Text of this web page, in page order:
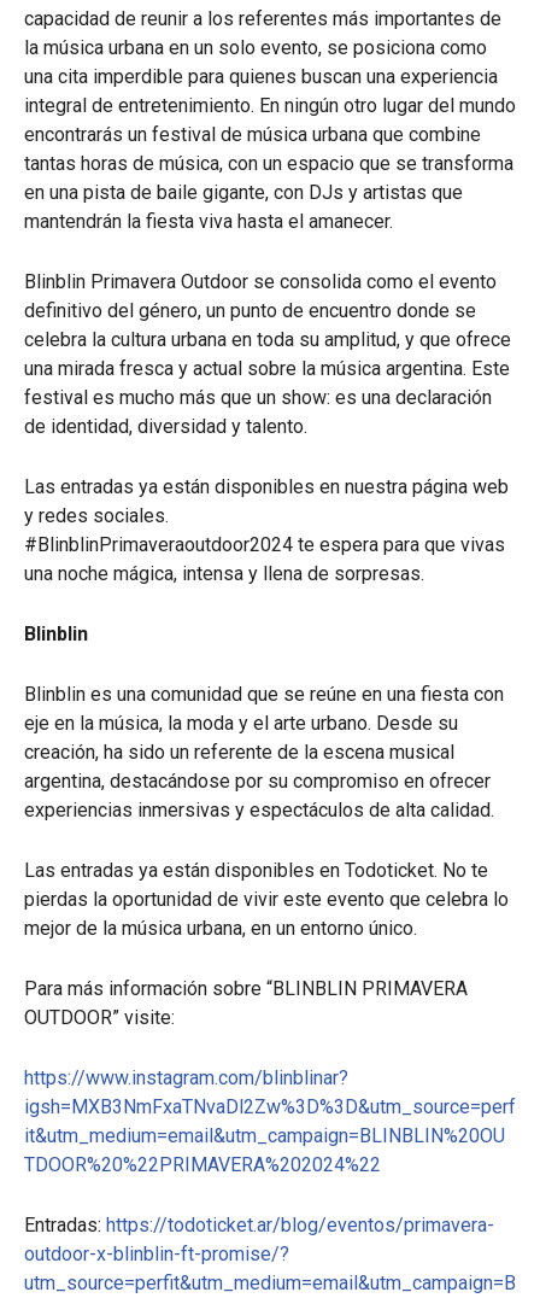
capacidad de reunir a los referentes más importantes de
la música urbana en un solo evento, se posiciona como
una cita imperdible para quienes buscan una experiencia
integral de entretenimiento. En ningún otro lugar del mundo
encontrarás un festival de música urbana que combine
tantas horas de música, con un espacio que se transforma
en una pista de baile gigante, con DJs y artistas que
mantendrán la fiesta viva hasta el amanecer.
Blinblin Primavera Outdoor se consolida como el evento
definitivo del género, un punto de encuentro donde se
celebra la cultura urbana en toda su amplitud, y que ofrece
una mirada fresca y actual sobre la música argentina. Este
festival es mucho más que un show: es una declaración
de identidad, diversidad y talento.
Las entradas ya están disponibles en nuestra página web
y redes sociales.
#BlinblinPrimaveraoutdoor2024 te espera para que vivas
una noche mágica, intensa y llena de sorpresas.
Blinblin
Blinblin es una comunidad que se reúne en una fiesta con
eje en la música, la moda y el arte urbano. Desde su
creación, ha sido un referente de la escena musical
argentina, destacándose por su compromiso en ofrecer
experiencias inmersivas y espectáculos de alta calidad.
Las entradas ya están disponibles en Todoticket. No te
pierdas la oportunidad de vivir este evento que celebra lo
mejor de la música urbana, en un entorno único.
Para más información sobre “BLINBLIN PRIMAVERA
OUTDOOR” visite:
https://www.instagram.com/blinblinar?
igsh=MXB3NmFxaTNvaDl2Zw%3D%3D&utm_source=perf
it&utm_medium=email&utm_campaign=BLINBLIN%20OU
TDOOR%20%22PRIMAVERA%202024%22
Entradas: https://todoticket.ar/blog/eventos/primavera-
outdoor-x-blinblin-ft-promise/?
utm_source=perfit&utm_medium=email&utm_campaign=B